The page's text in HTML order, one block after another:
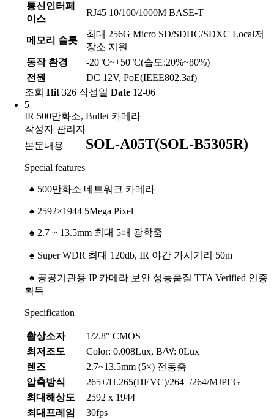
통신인터페
이스
RJ45 10/100/1000M BASE-T
메모리 슬롯
최대 256G Micro SD/SDHC/SDXC Local저
장소 지원
동작 환경
-20°C~+50°C(습도:20%~80%)
전원
DC 12V, PoE(IEEE802.3af)
조회 Hit 326 작성일 Date 12-06
5
IR 500만화소, Bullet 카메라
작성자 관리자
본문내용
SOL-A05T(SOL-B5305R)
Special features
♠ 500만화소 네트워크 카메라
♠ 2592×1944 5Mega Pixel
♠ 2.7 ~ 13.5mm 최대 5배 광학줌
♠ Super WDR 최대 120db, IR 야간 가시거리 50m
♠ 공공기관용 IP 카메라 보안 성능품질 TTA Verified 인증
획득
Specification
촬상소자
1/2.8" CMOS
최저조도
Color: 0.008Lux, B/W: 0Lux
렌즈
2.7~13.5mm (5×) 전동줌
압축방식
265+/H.265(HEVC)/264+/264/MJPEG
최대해상도
2592 x 1944
최대프레임
30fps